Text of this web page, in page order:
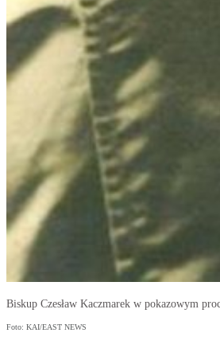
Biskup Czesław Kaczmarek w pokazowym
Foto: KAI/EAST NEWS